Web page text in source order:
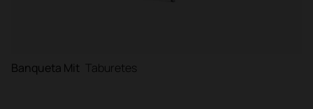
Banqueta Mit Taburetes